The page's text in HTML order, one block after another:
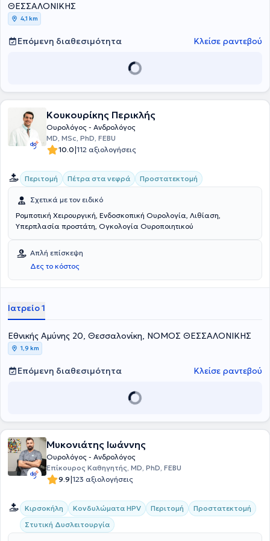
Trevizo και στο Ιατρικό Διαβαλκανικό Κέντρο Θεσσαλονίκης και
συμμετέχει ενεργά σε ελληνικά και διεθνή συνέδρια. Τέλος, ο
γιατρός είναι μέλος της Ουρολογικής Εταιρείας Βορείου Ελλάδος,
της Ελληνικής Ουρολογικής Εταιρείας και της Ευρωπαϊκής
Ουρολογικής Εταιρείας.
ΘΕΣΣΑΛΟΝΙΚΗΣ
4,1 km
Επόμενη διαθεσιμότητα Κλείσε ραντεβού
Κουκουρίκης Περικλής
Ουρολόγος - Ανδρολόγος
MD, MSc, PhD, FEBU
10.0|112 αξιολογήσεις
Περιτομή Πέτρα στα νεφρά Προστατεκτομή
Σχετικά με τον ειδικό
Ρομποτική Χειρουργική, Ενδοσκοπική Ουρολογία, Λιθίαση,
Υπερπλασία προστάτη, Ογκολογία Ουροποιητικού
Απλή επίσκεψη
Δες το κόστος
Ιατρείο 1
Εθνικής Αμύνης 20, Θεσσαλονίκη, ΝΟΜΟΣ ΘΕΣΣΑΛΟΝΙΚΗΣ
1,9 km
Επόμενη διαθεσιμότητα Κλείσε ραντεβού
Μυκονιάτης Ιωάννης
Ουρολόγος - Ανδρολόγος
Επίκουρος Καθηγητής, MD, PhD, FEBU
9.9|123 αξιολογήσεις
Κιρσοκήλη Κονδυλώματα HPV Περιτομή
Προστατεκτομή
Στυτική Δυσλειτουργία